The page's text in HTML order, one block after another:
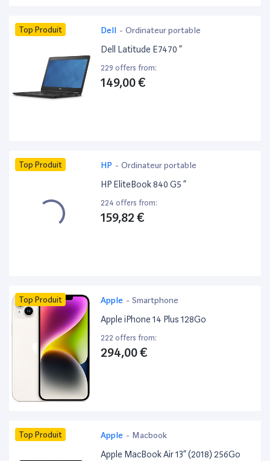
Top Produit Dell - Ordinateur portable
Dell Latitude E7470 ”
229 offers from:
149,00 €
Top Produit HP - Ordinateur portable
HP EliteBook 840 G5 ”
224 offers from:
159,82 €
Top Produit Apple - Smartphone
Apple iPhone 14 Plus 128Go
222 offers from:
294,00 €
Top Produit Apple - Macbook
Apple MacBook Air 13” (2018) 256Go